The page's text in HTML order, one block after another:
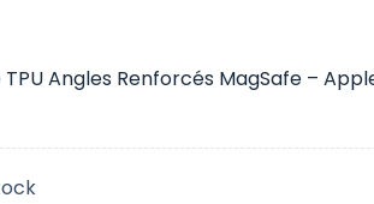
Angles Renforcés MagSafe –